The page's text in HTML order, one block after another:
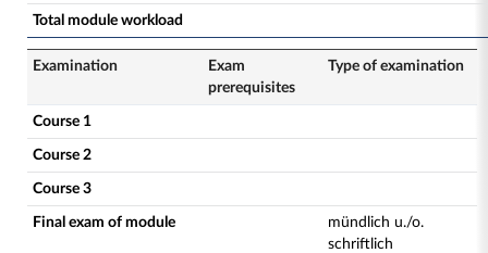
Total module workload
Examination
Exam
prerequisites
Type of examination
Course 1
Course 2
Course 3
Final exam of module
mündlich u./o.
schriftlich